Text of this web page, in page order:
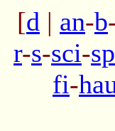
[d | an-b
r-s-sci-sp
fi-